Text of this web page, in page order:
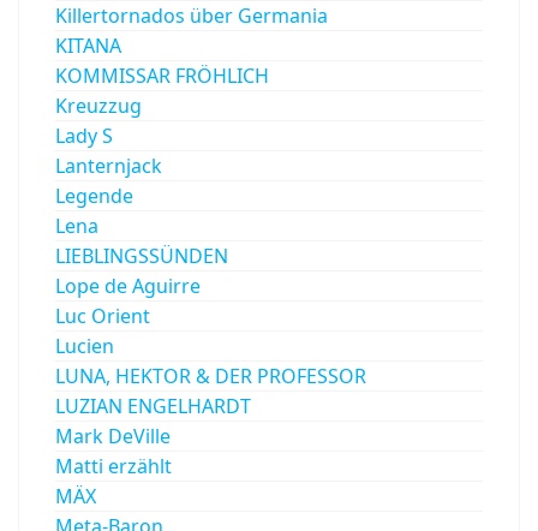
Killertornados über Germania
KITANA
KOMMISSAR FRÖHLICH
Kreuzzug
Lady S
Lanternjack
Legende
Lena
LIEBLINGSSÜNDEN
Lope de Aguirre
Luc Orient
Lucien
LUNA, HEKTOR & DER PROFESSOR
LUZIAN ENGELHARDT
Mark DeVille
Matti erzählt
MÄX